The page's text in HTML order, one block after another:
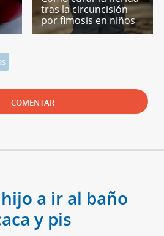
tras la circuncisión
por fimosis en niños
COMENTAR
a ir al baño
y pis